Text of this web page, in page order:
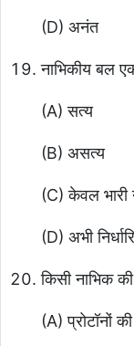
(D) अनंत
नाभिकीय बल
(A) सत्य
(B) असत्य
(C) केवल भारी
(D) अभी
किसी नाभिक की
(A) प्रोटॉनों